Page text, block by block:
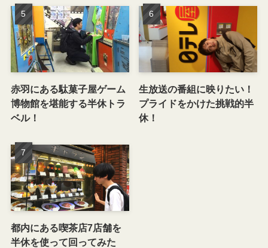
赤羽にある駄菓子屋ゲーム
博物館を堪能する半休トラ
ベル！
生放送の番組に映りたい！
プライドをかけた挑戦的半
休！
都内にある喫茶店7店舗を
半休を使って回ってみた